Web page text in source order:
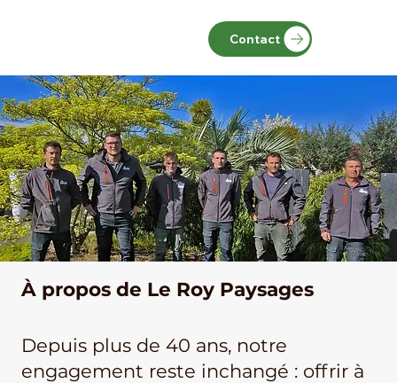
Contact
À propos de Le Roy Paysages
Depuis plus de 40 ans, notre
engagement reste inchangé : offrir à